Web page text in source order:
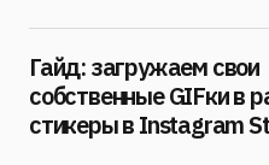
Гайд: загружаем свои
собственные GIFки в
стикеры в Instagram